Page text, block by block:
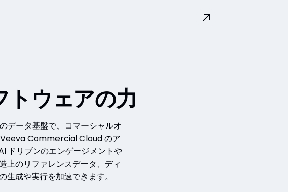
トウェアの力
データ基盤で、コマーシャルオ
Veeva Commercial Cloud のア
ドリブンのエンゲージメントや
上のリファレンスデータ、ディ
成や実行を加速できます。